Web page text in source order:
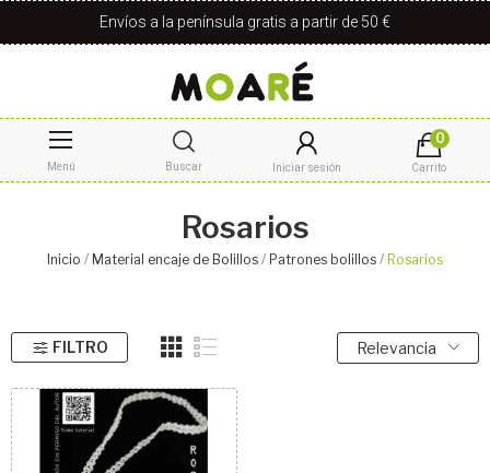
Envíos a la península gratis a partir de 50 €
Menú Buscar Iniciar sesión
0
Carrito
Rosarios
Inicio Material encaje de Bolillos Patrones bolillos Rosarios
FILTRO Relevancia